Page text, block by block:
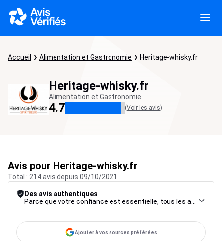
Accueil Alimentation et Gastronomie Heritage-whisky.fr
Heritage-whisky.fr
Alimentation et Gastronomie
4.7 (Voir les avis)
Avis pour Heritage-whisky.fr
Total : 214 avis depuis 09/10/2021
Des avis authentiques
Ajouter à vos sources préférées